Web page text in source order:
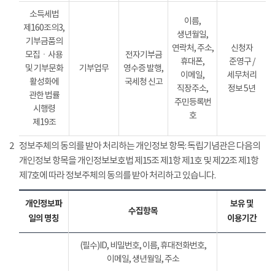
소득세법
제160조의3,
기부금품의
모집ㆍ사용
및 기부문화
활성화에
관한 법률
시행령
제19조
기부업무
전자기부금
영수증 발행,
국세청 신고
이름,
생년월일,
연락처, 주소,
휴대폰,
이메일,
직장주소,
주민등록번
호
신청자
준영구 /
세무처리
정보 5년
2 정보주체의 동의를 받아 처리하는 개인정보 항목: 독립기념관은 다음의
개인정보 항목을 개인정보보호법 제15조 제1항 제1호 및 제22조 제1항
제7호에 따라 정보주체의 동의를 받아 처리하고 있습니다.
개인정보파
일의 명칭
수집항목
보유 및
이용기간
(필수)ID, 비밀번호, 이름, 휴대전화번호,
이메일, 생년월일, 주소